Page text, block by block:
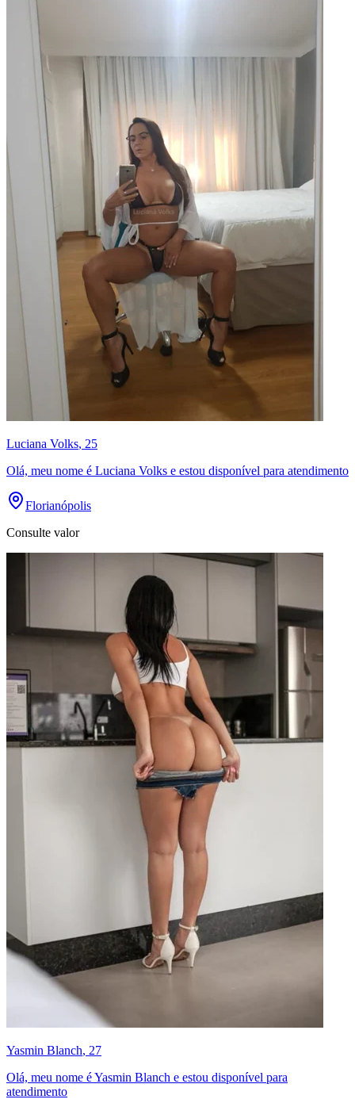
Luciana Volks, 25
Olá, meu nome é Luciana Volks e estou disponível para atendimento
Florianópolis
Consulte valor
Yasmin Blanch, 27
Olá, meu nome é Yasmin Blanch e estou disponível para
atendimento